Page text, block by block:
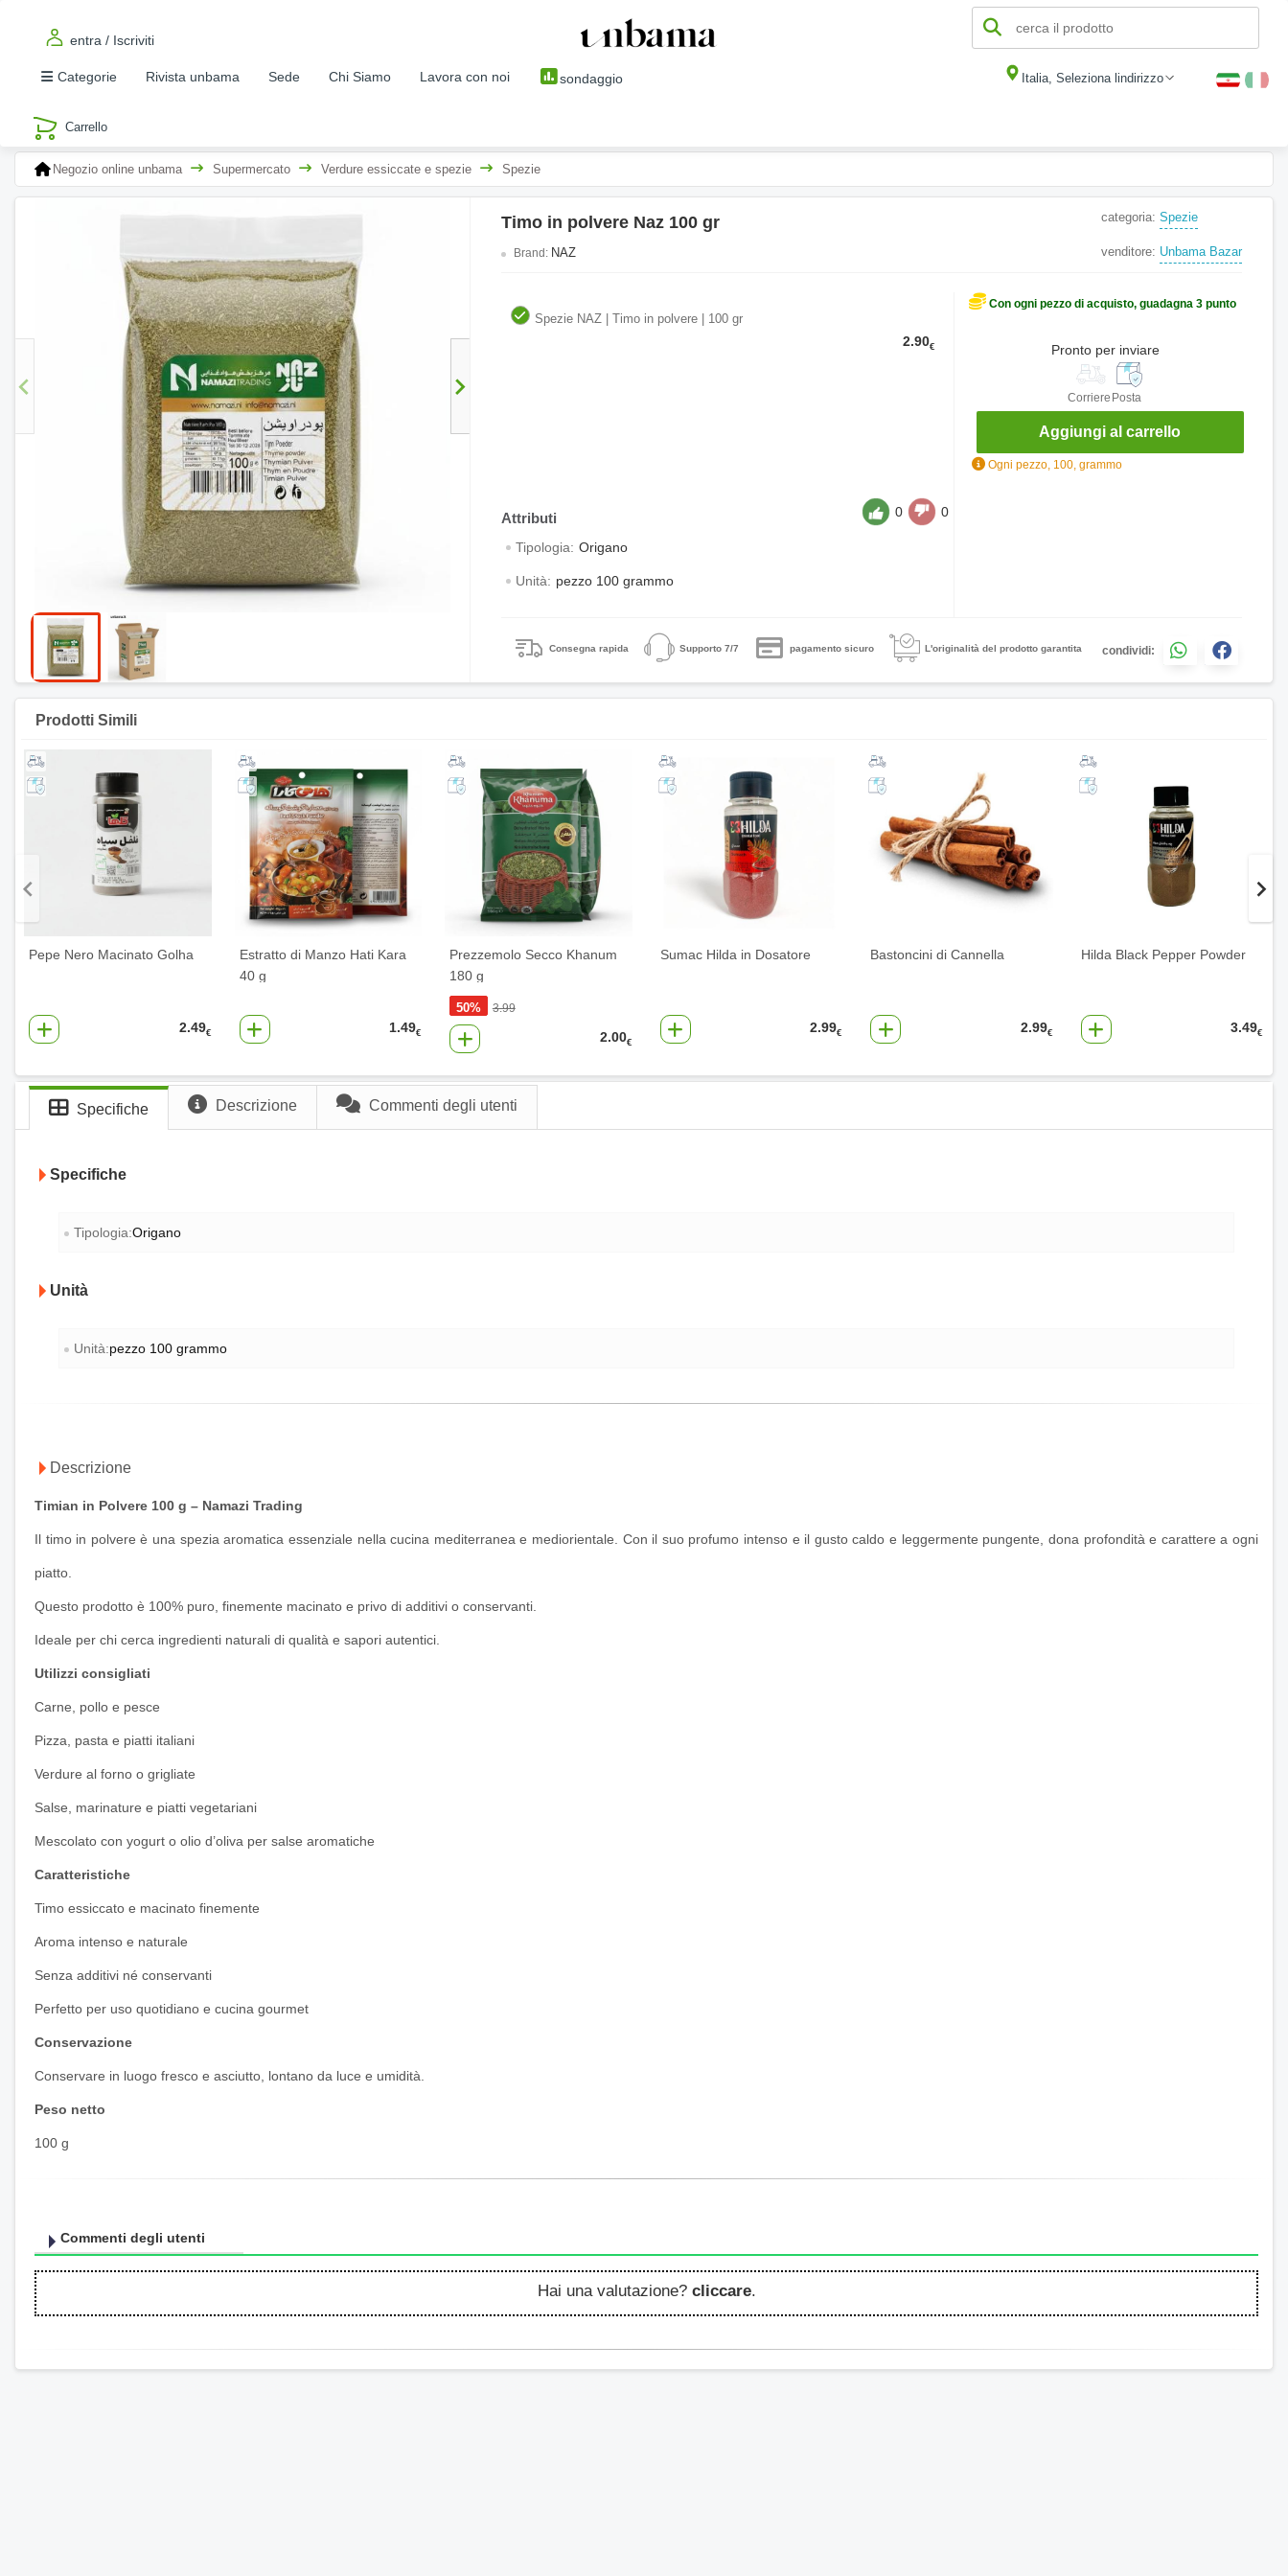
entra / Iscriviti
Categorie Rivista unbama Sede Chi Siamo Lavora con noi sondaggio Italia, Seleziona lindirizzo
Negozio online unbama Supermercato Verdure essiccate e spezie Spezie
Timo in polvere Naz 100 gr
Brand: NAZ
categoria: Spezie
venditore: Unbama Bazar
Spezie NAZ | Timo in polvere | 100 gr
2.90€
Tipologia: Origano
Unità: pezzo 100 grammo
0 0
Con ogni pezzo di acquisto, guadagna 3 punto
Pronto per inviare
Corriere Posta
Aggiungi al carrello
Ogni pezzo, 100, grammo
Consegna rapida Supporto 7/7 pagamento sicuro L'originalità del prodotto garantita condividi:
Prodotti Simili
Pepe Nero Macinato Golha
2.49€
Estratto di Manzo Hati Kara
40 g
1.49€
Prezzemolo Secco Khanum
180 g
50% 3.99
2.00€
Sumac Hilda in Dosatore
2.99€
Bastoncini di Cannella
2.99€
Hilda Black Pepper Powder
3.49€
Specifiche Descrizione Commenti degli utenti
Specifiche
Tipologia:Origano
Unità
Unità:pezzo 100 grammo
Descrizione
Timian in Polvere 100 g – Namazi Trading
Il timo in polvere è una spezia aromatica essenziale nella cucina mediterranea e mediorientale. Con il suo profumo intenso e il gusto caldo e leggermente pungente, dona profondità e carattere a ogni
piatto.
Questo prodotto è 100% puro, finemente macinato e privo di additivi o conservanti.
Ideale per chi cerca ingredienti naturali di qualità e sapori autentici.
Utilizzi consigliati
Carne, pollo e pesce
Pizza, pasta e piatti italiani
Verdure al forno o grigliate
Salse, marinature e piatti vegetariani
Mescolato con yogurt o olio d’oliva per salse aromatiche
Caratteristiche
Timo essiccato e macinato finemente
Aroma intenso e naturale
Senza additivi né conservanti
Perfetto per uso quotidiano e cucina gourmet
Conservazione
Conservare in luogo fresco e asciutto, lontano da luce e umidità.
Peso netto
100 g
Commenti degli utenti
Hai una valutazione? cliccare.